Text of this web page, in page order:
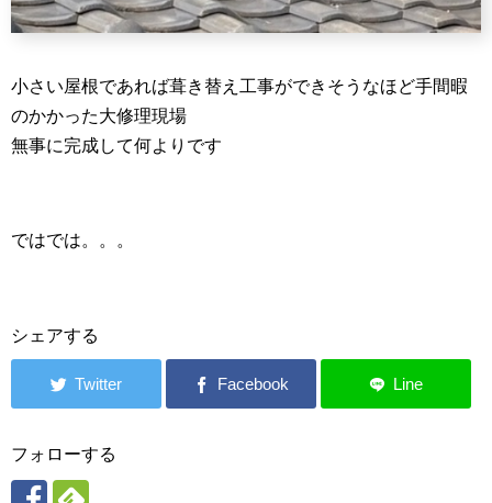
小さい屋根であれば葺き替え工事ができそうなほど手間暇
のかかった大修理現場
無事に完成して何よりです
ではでは。。。
シェアする
フォローする